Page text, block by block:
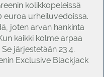
kolikkopeleissä
euroa urheiluvedoissa.
joten arvan hankinta
kaikki kolme arpaa
järjestetään 23.4.
Exclusive Blackjack